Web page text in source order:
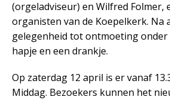
(orgeladviseur) en Wilfred Folmer,
organisten van de Koepelkerk. Na
gelegenheid tot ontmoeting
hapje en een drankje.
Op zaterdag 12 april is er vanaf
Middag. Bezoekers kunnen het